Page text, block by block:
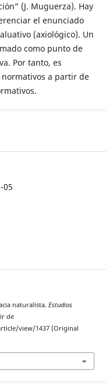
(J. Muguerza). Hay
el enunciado
(axiológico). Un
como punto de
Por tanto, es
a partir de
05
naturalista. Estudios
de
view/1437 (Original